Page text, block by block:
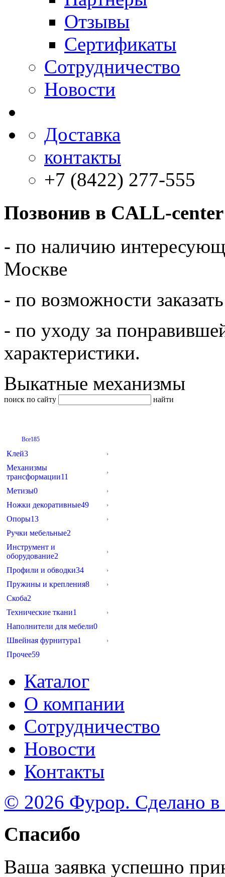
Отзывы
Сертификаты
Сотрудничество
Новости
Доставка
контакты
+7 (8422) 277-555
Позвонив в CALL-
- по наличию
Москве
- по возможности
- по уходу за
характеристики.
Выкатные механизмы
поиск по сайту найти
Все185
Клей3
Механизмы
трансформации11
Метизы0
Ножки декоративные49
Опоры13
Ручки мебельные2
Инструмент и
оборудование2
Профили и обводки34
Пружины и крепления8
Скоба2
Технические ткани1
Наполнители для мебели0
Швейная фурнитура1
Прочее59
Каталог
О компании
Сотрудничество
Новости
Контакты
© 2026 Фурор. Сделано в
Спасибо
Ваша заявка успешно